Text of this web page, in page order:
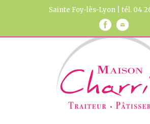
Sainte Foy-lès-Lyon | tél. 04